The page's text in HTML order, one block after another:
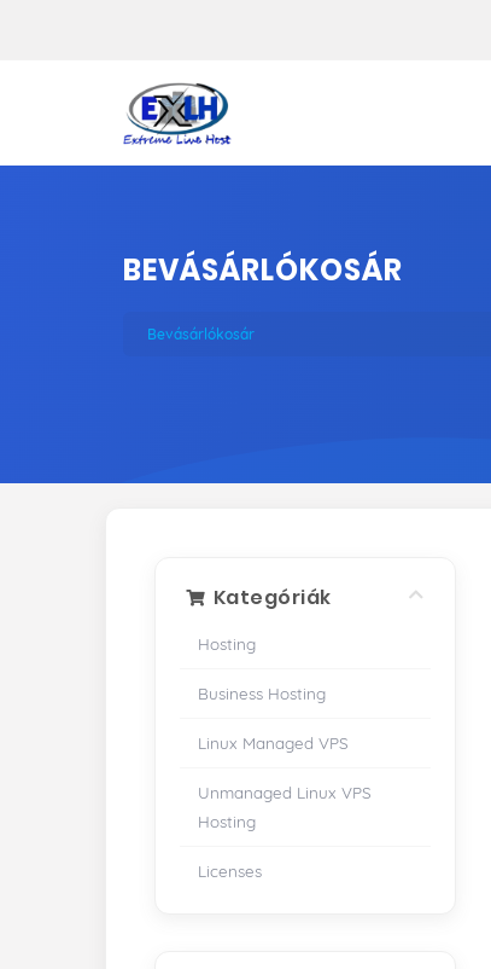
BEVÁSÁRLÓKOSÁR
Bevásárlókosár
Kategóriák
Hosting
Business Hosting
Linux Managed VPS
Unmanaged Linux VPS
Hosting
Licenses